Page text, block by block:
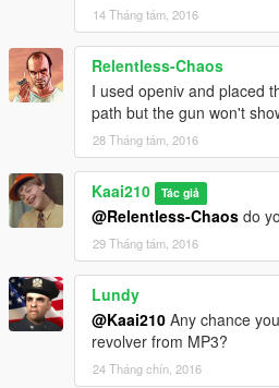
14 Tháng tám, 2016
Relentless-Chaos
I used openiv and placed
path but the gun won't
28 Tháng tám, 2016
Kaai210 Tác giả
@Relentless-Chaos do
29 Tháng tám, 2016
Lundy
@Kaai210 Any chance
revolver from MP3?
24 Tháng chín, 2016